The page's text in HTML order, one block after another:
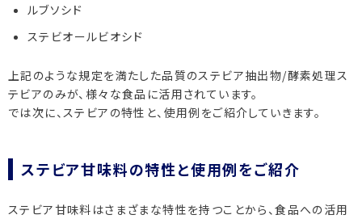
ルブソシド
ステビオールビオシド
上記のような規定を満たした品質のステビア抽出物/酵素処理ス
テビアのみが、様々な食品に活用されています。
では次に、ステビアの特性と、使用例をご紹介していきます。
ステビア甘味料の特性と使用例をご紹介
ステビア甘味料はさまざまな特性を持つことから、食品への活用